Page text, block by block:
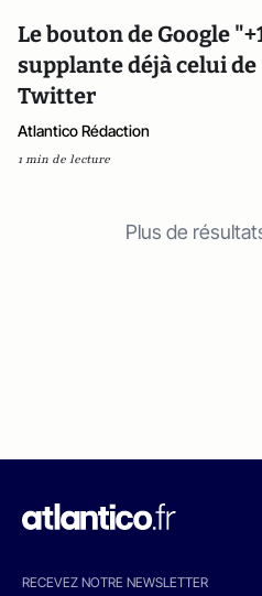
Le bouton de Google
supplante déjà celui de
Twitter
Atlantico Rédaction
1 min de lecture
Plus de
RECEVEZ NOTRE NEWSLETTER